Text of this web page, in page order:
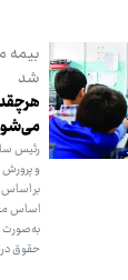
بیمه
شد
رئیس
و پرورش
بر
به‌صورت
حقوق